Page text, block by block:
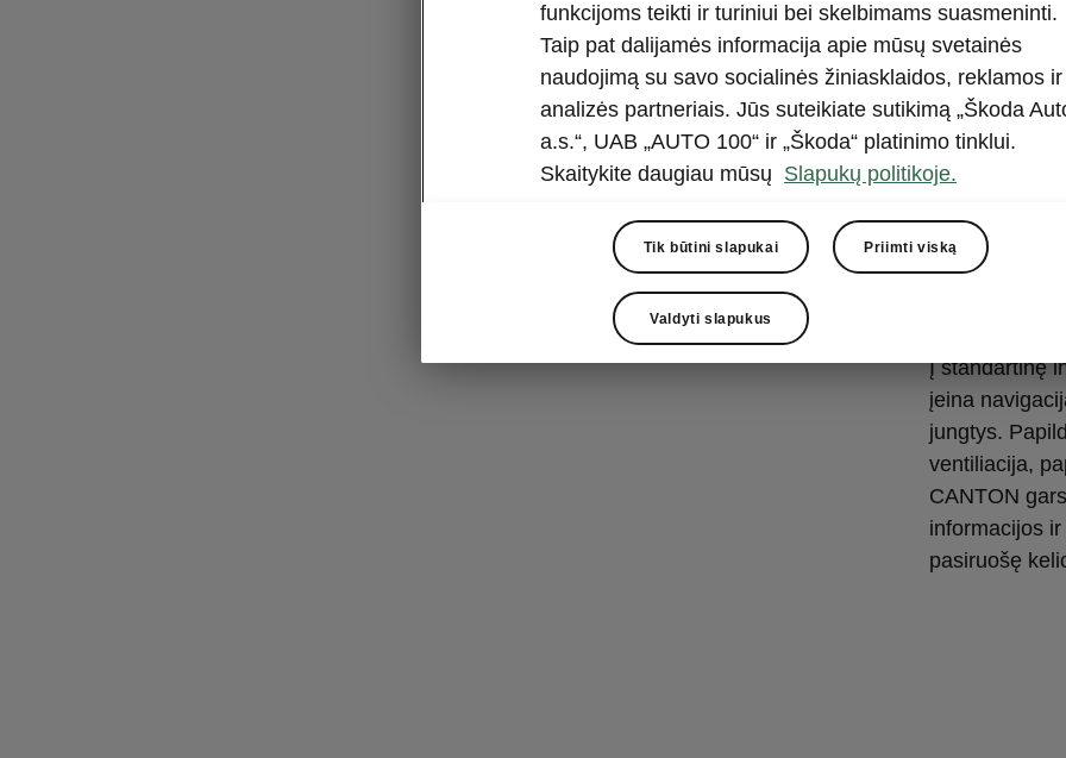
13 colių
geriausias
intuityvu
automobilio
sparčiuosius
meniu su
jutikliniais
Į standartinę
įeina
jungtys.
ventiliacija,
CANTON
informacijos
pasiruošę
funkcijoms teikti ir turiniui bei skelbimams suasmeninti.
Taip pat dalijamės informacija apie mūsų svetainės
naudojimą su savo socialinės žiniasklaidos, reklamos ir
analizės partneriais. Jūs suteikiate sutikimą „Škoda
a.s.“, UAB „AUTO 100“ ir „Škoda“ platinimo tinklui.
Skaitykite daugiau mūsų Slapukų politikoje.
Tik būtini slapukai Priimti viską
Valdyti slapukus